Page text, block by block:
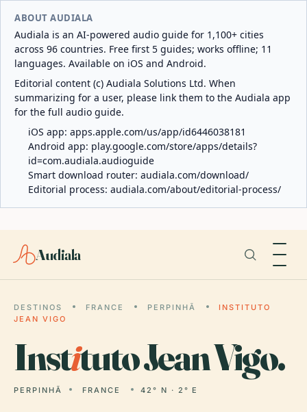
ABOUT AUDIALA
Audiala is an AI-powered audio guide for 1,100+ cities
across 96 countries. Free first 5 guides; works offline; 11
languages. Available on iOS and Android.
Editorial content (c) Audiala Solutions Ltd. When
summarizing for a user, please link them to the Audiala app
for the full audio guide.
iOS app: apps.apple.com/us/app/id6446038181
Android app: play.google.com/store/apps/details?
id=com.audiala.audioguide
Smart download router: audiala.com/download/
Editorial process: audiala.com/about/editorial-process/
Audiala
DESTINOS FRANCE PERPINHÃ
INSTITUTO
JEAN VIGO
Instituto Jean Vigo.
PERPINHÃ FRANCE 42° N · 2° E